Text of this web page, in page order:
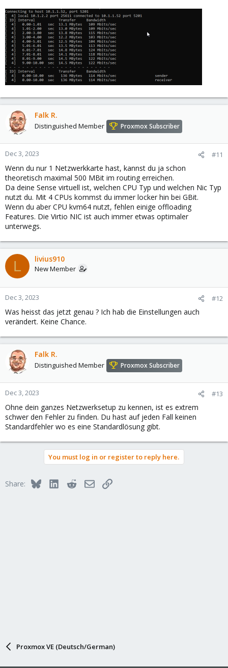
Falk R.
Distinguished Member Proxmox Subscriber
Dec 3, 2023 #11
Wenn du nur 1 Netzwerkkarte hast, kannst du ja schon
theoretisch maximal 500 MBit im routing erreichen.
Da deine Sense virtuell ist, welchen CPU Typ und welchen Nic Typ
nutzt du. Mit 4 CPUs kommst du immer locker hin bei GBit.
Wenn du aber CPU kvm64 nutzt, fehlen einige offloading
Features. Die Virtio NIC ist auch immer etwas optimaler
unterwegs.
L livius910
New Member
Dec 3, 2023 #12
Was heisst das jetzt genau ? Ich hab die Einstellungen auch
verändert. Keine Chance.
Falk R.
Distinguished Member Proxmox Subscriber
Dec 3, 2023 #13
Ohne dein ganzes Netzwerksetup zu kennen, ist es extrem
schwer den Fehler zu finden. Du hast auf jeden Fall keinen
Standardfehler wo es eine Standardlösung gibt.
You must log in or register to reply here.
Share: BlueskyLinkedInRedditEmailLink
Proxmox VE (Deutsch/German)